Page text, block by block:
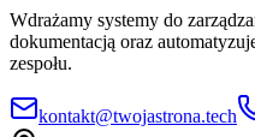
Wdrażamy systemy do
dokumentacją oraz
zespołu.
kontakt@twojastrona.tech